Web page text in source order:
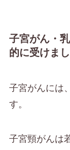
子宮がん・
的に受けま
子宮がんには
す。
子宮頸がんは